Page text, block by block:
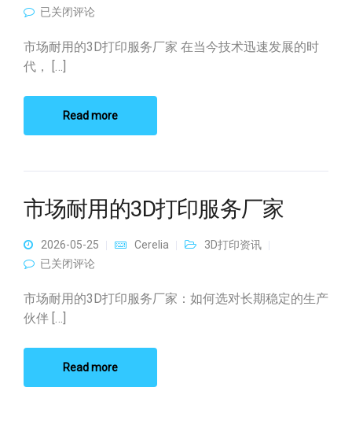
市场耐用的3D打印服务厂家
已关闭评论
市场耐用的3D打印服务厂家 在当今技术迅速发展的时
代， […]
Read more
市场耐用的3D打印服务厂家
2026-05-25 Cerelia
3D打印资讯
市场耐用的3D打印服务厂家
已关闭评论
市场耐用的3D打印服务厂家：如何选对长期稳定的生产
伙伴 […]
Read more